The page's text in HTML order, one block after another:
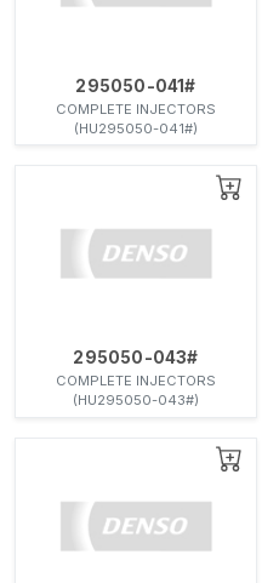
295050-041#
COMPLETE INJECTORS
(HU295050-041#)
295050-043#
COMPLETE INJECTORS
(HU295050-043#)